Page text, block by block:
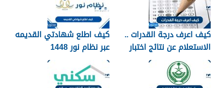
كيف اعرف درجة القدرات ..
الاستعلام عن نتائج اختبار
القدرات 1448
كيف اطلع شهادتي القديمه
عبر نظام نور 1448